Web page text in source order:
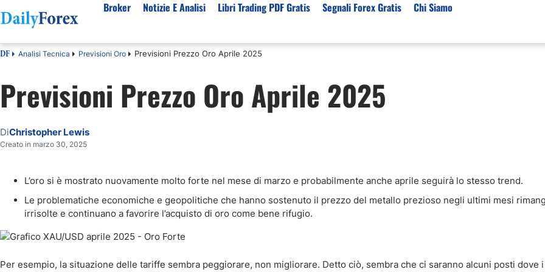
Broker
Bot Trading Automatico
Trading Bonus Senza Deposito
Consob Lista Broker Autorizzati
Broker No Esma
Broker con Spread 0
App di trading
Migliori Broker Forex
Broker con Leva Alta
Migliori Broker CFD
Trading Senza
Broker Forex per
Notizie E Analisi
Quotazione EUR USD Real Time
Previsioni S&P500 Oggi
Previsioni Nasdaq 100 Oggi
Previsione Quotazione XAUUSD Oro
Tutte le Valute Disponibili
Tutte le Materie Prime Disponibili
Tutti gli Indici Disponibili
Libri Trading PDF Gratis Segnali Forex Gratis Chi Siamo
Chi Siamo
Politica editoriale
Come Guadagniamo Soldi
La Nostra Metodologia
Perché Fidarsi di Noi
DF Analisi Tecnica Previsioni Oro Previsioni Prezzo Oro Aprile 2025
Previsioni Prezzo Oro Aprile 2025
DiChristopher Lewis
Creato in marzo 30, 2025
L’oro si è mostrato nuovamente molto forte nel mese di marzo e probabilmente anche aprile seguirà lo stesso trend.
Le problematiche economiche e geopolitiche che hanno sostenuto il prezzo del metallo prezioso negli ultimi mesi
irrisolte e continuano a favorire l’acquisto di oro come bene rifugio.
Per esempio, la situazione delle tariffe sembra peggiorare, non migliorare. Detto ciò, sembra che ci saranno alcuni posti dove i